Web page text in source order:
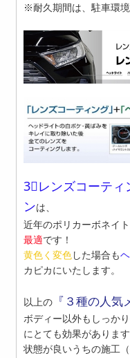
※耐久期間は、駐車環
3⃣レンズコーテ
ンは、
近年のポリカーボネイ
最適です！
黄色く変色した場合も
カピカにいたします。
以上の 『３種の人気
ボディー以外もしっか
にとても効果があります
状態が良いうちの施工